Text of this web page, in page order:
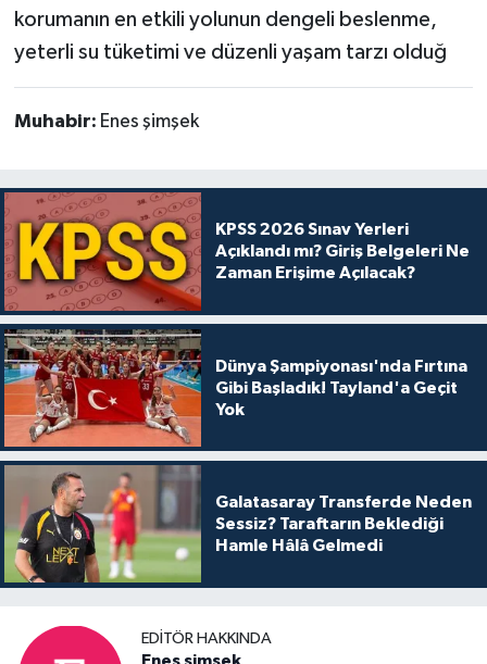
korumanın en etkili yolunun dengeli beslenme,
yeterli su tüketimi ve düzenli yaşam tarzı olduğ
Muhabir: Enes şimşek
KPSS 2026 Sınav Yerleri
Açıklandı mı? Giriş Belgeleri Ne
Zaman Erişime Açılacak?
Dünya Şampiyonası'nda Fırtına
Gibi Başladık! Tayland'a Geçit
Yok
Galatasaray Transferde Neden
Sessiz? Taraftarın Beklediği
Hamle Hâlâ Gelmedi
EDITÖR HAKKINDA